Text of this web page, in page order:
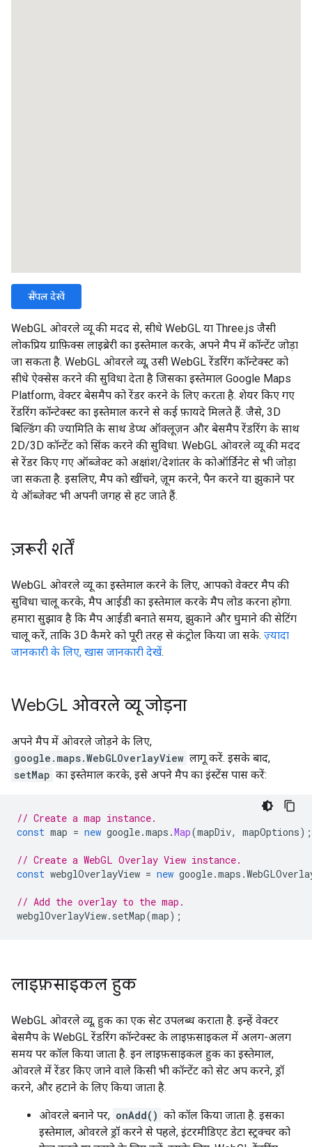
सैंपल देखें
WebGL ओवरले व्यू की मदद से, सीधे WebGL या Three.js जैसी
लोकप्रिय ग्राफ़िक्स लाइब्रेरी का इस्तेमाल करके, अपने मैप में कॉन्टेंट जोड़ा
जा सकता है. WebGL ओवरले व्यू, उसी WebGL रेंडरिंग कॉन्टेक्स्ट को
सीधे ऐक्सेस करने की सुविधा देता है जिसका इस्तेमाल Google Maps
Platform, वेक्टर बेसमैप को रेंडर करने के लिए करता है. शेयर किए गए
रेंडरिंग कॉन्टेक्स्ट का इस्तेमाल करने से कई फ़ायदे मिलते हैं. जैसे, 3D
बिल्डिंग की ज्यामिति के साथ डेप्थ ऑक्लूज़न और बेसमैप रेंडरिंग के साथ
2D/3D कॉन्टेंट को सिंक करने की सुविधा. WebGL ओवरले व्यू की मदद
से रेंडर किए गए ऑब्जेक्ट को अक्षांश/देशांतर के कोऑर्डिनेट से भी जोड़ा
जा सकता है. इसलिए, मैप को खींचने, ज़ूम करने, पैन करने या झुकाने पर
ये ऑब्जेक्ट भी अपनी जगह से हट जाते हैं.
ज़रूरी शर्तें
WebGL ओवरले व्यू का इस्तेमाल करने के लिए, आपको वेक्टर मैप की
सुविधा चालू करके, मैप आईडी का इस्तेमाल करके मैप लोड करना होगा.
हमारा सुझाव है कि मैप आईडी बनाते समय, झुकाने और घुमाने की सेटिंग
चालू करें, ताकि 3D कैमरे को पूरी तरह से कंट्रोल किया जा सके. ज़्यादा
जानकारी के लिए, खास जानकारी देखें.
WebGL ओवरले व्यू जोड़ना
अपने मैप में ओवरले जोड़ने के लिए,
google.maps.WebGLOverlayView लागू करें. इसके बाद,
setMap का इस्तेमाल करके, इसे अपने मैप का इंस्टेंस पास करें:
// Create a map instance.
const map = new google.maps .Map(mapDiv, mapOptions);
// Create a WebGL Overlay View instance.
const webglOverlayView = new google.maps .
// Add the overlay to the map.
webglOverlayView. setMap(map);
लाइफ़साइकल हुक
WebGL ओवरले व्यू, हुक का एक सेट उपलब्ध कराता है. इन्हें वेक्टर
बेसमैप के WebGL रेंडरिंग कॉन्टेक्स्ट के लाइफ़साइकल में अलग-अलग
समय पर कॉल किया जाता है. इन लाइफ़साइकल हुक का इस्तेमाल,
ओवरले में रेंडर किए जाने वाले किसी भी कॉन्टेंट को सेट अप करने, ड्रॉ
करने, और हटाने के लिए किया जाता है.
ओवरले बनाने पर, onAdd() को कॉल किया जाता है. इसका
इस्तेमाल, ओवरले ड्रॉ करने से पहले, इंटरमीडिएट डेटा स्ट्रक्चर को